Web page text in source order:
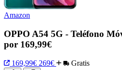
Amazon
OPPO A54 5G - Teléfono
por 169,99€
169,99€ 269€ Gratis